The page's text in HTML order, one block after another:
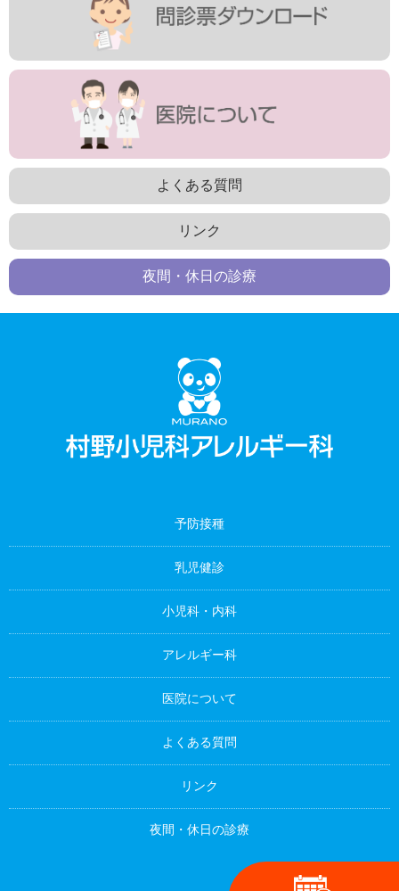
よくある質問
リンク
夜間・休日の診療
予防接種
乳児健診
小児科・内科
アレルギー科
医院について
よくある質問
リンク
夜間・休日の診療